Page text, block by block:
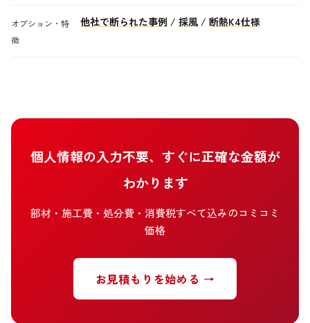
オプション・特
徴
他社で断られた事例 / 採風/ 断熱K4仕様
個人情報の入力不要、すぐに正確な金額が
わかります
部材・施工費・処分費・消費税すべて込みのコミコミ
価格
お見積もりを始める →